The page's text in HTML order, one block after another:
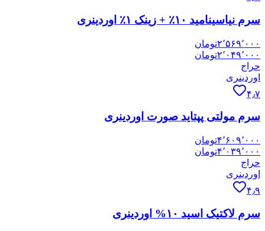
سرم نیاسینامید ۱۰٪ + زینک ۱٪ اوردینری
۲٬۵۶۹٬۰۰۰تومان
۲٬۰۴۹٬۰۰۰تومان
حراج
اوردینری
۴٫۷
سرم مولتی پپتاید صورت اوردینری
۴٬۶۰۹٬۰۰۰تومان
۴٬۰۳۹٬۰۰۰تومان
حراج
اوردینری
۴٫۹
سرم لاکتیک اسید ۱۰% اوردینری